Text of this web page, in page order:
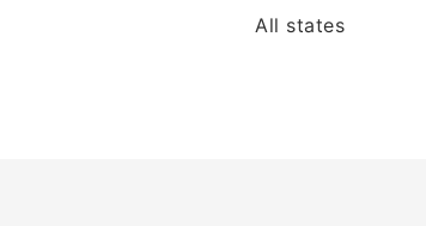
All states